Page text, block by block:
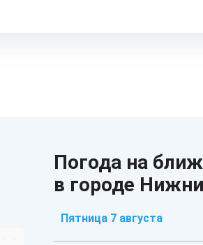
Погода на
в городе
Пятница 7 августа